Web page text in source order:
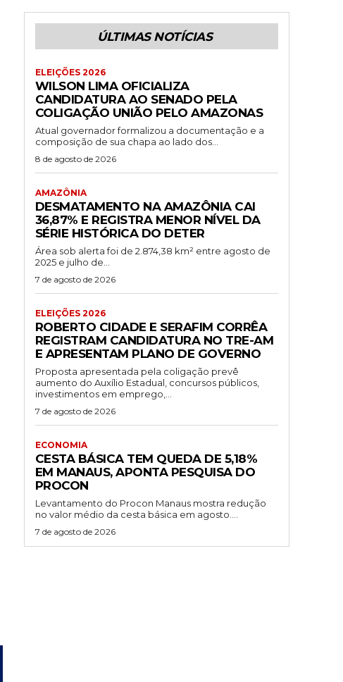
ÚLTIMAS NOTÍCIAS
ELEIÇÕES 2026
WILSON LIMA OFICIALIZA
CANDIDATURA AO SENADO PELA
COLIGAÇÃO UNIÃO PELO AMAZONAS
Atual governador formalizou a documentação e a
composição de sua chapa ao lado dos...
8 de agosto de 2026
AMAZÔNIA
DESMATAMENTO NA AMAZÔNIA CAI
36,87% E REGISTRA MENOR NÍVEL DA
SÉRIE HISTÓRICA DO DETER
Área sob alerta foi de 2.874,38 km² entre agosto de
2025 e julho de...
7 de agosto de 2026
ELEIÇÕES 2026
ROBERTO CIDADE E SERAFIM CORRÊA
REGISTRAM CANDIDATURA NO TRE-AM
E APRESENTAM PLANO DE GOVERNO
Proposta apresentada pela coligação prevê
aumento do Auxílio Estadual, concursos públicos,
investimentos em emprego,...
7 de agosto de 2026
ECONOMIA
CESTA BÁSICA TEM QUEDA DE 5,18%
EM MANAUS, APONTA PESQUISA DO
PROCON
Levantamento do Procon Manaus mostra redução
no valor médio da cesta básica em agosto....
7 de agosto de 2026